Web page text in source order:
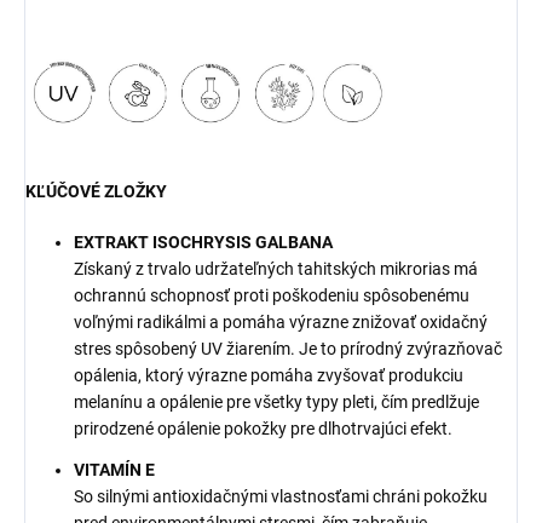
KĽÚČOVÉ ZLOŽKY
EXTRAKT ISOCHRYSIS GALBANA
Získaný z trvalo udržateľných tahitských mikrorias má
ochrannú schopnosť proti poškodeniu spôsobenému
voľnými radikálmi a pomáha výrazne znižovať oxidačný
stres spôsobený UV žiarením. Je to prírodný zvýrazňovač
opálenia, ktorý výrazne pomáha zvyšovať produkciu
melanínu a opálenie pre všetky typy pleti, čím predlžuje
prirodzené opálenie pokožky pre dlhotrvajúci efekt.
VITAMÍN E
So silnými antioxidačnými vlastnosťami chráni pokožku